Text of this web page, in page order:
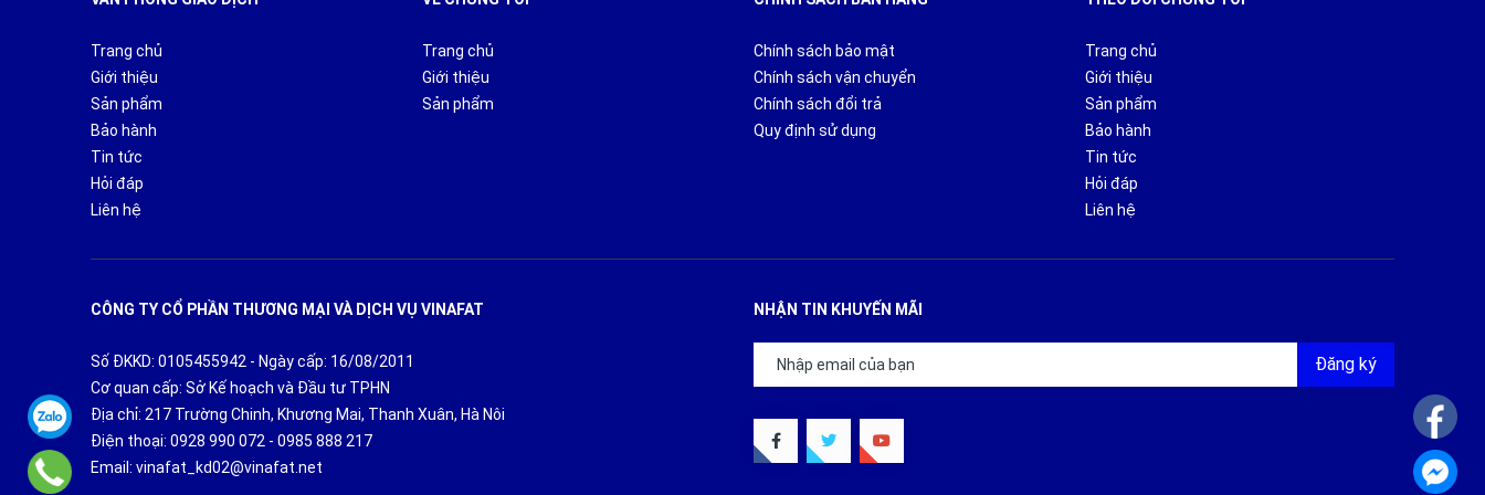
mà không phải mất quá nhiều sức.
Trang chủ
Giới thiệu
Sản phẩm
Bảo hành
Tin tức
Hỏi đáp
Liên hệ
Trang chủ
Giới thiệu
Sản phẩm
Chính sách bảo mật
Chính sách vận chuyển
Chính sách đổi trả
Quy định sử dụng
Trang chủ
Giới thiệu
Sản phẩm
Bảo hành
Tin tức
Hỏi đáp
Liên hệ
CÔNG TY CỔ PHẦN THƯƠNG MẠI VÀ DỊCH VỤ VINAFAT
Số ĐKKD: 0105455942 - Ngày cấp: 16/08/2011
Cơ quan cấp: Sở Kế hoạch và Đầu tư TPHN
Địa chỉ: 217 Trường Chinh, Khương Mai, Thanh Xuân, Hà Nôi
Điện thoại: 0928 990 072 - 0985 888 217
Email: vinafat_kd02@vinafat.net
NHẬN TIN KHUYẾN MÃI
Đăng ký